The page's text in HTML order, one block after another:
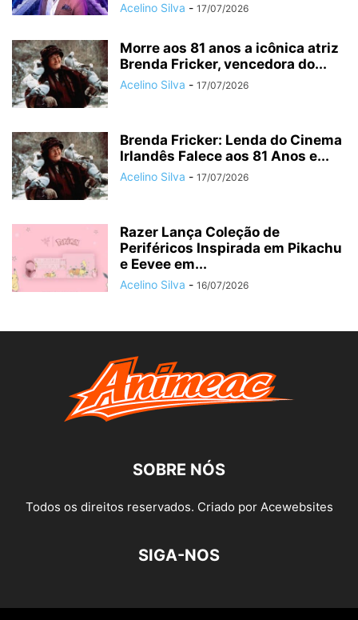
Acelino Silva - 17/07/2026
Morre aos 81 anos a icônica atriz
Brenda Fricker, vencedora do...
Acelino Silva - 17/07/2026
Brenda Fricker: Lenda do Cinema
Irlandês Falece aos 81 Anos e...
Acelino Silva - 17/07/2026
Razer Lança Coleção de
Periféricos Inspirada em Pikachu
e Eevee em...
Acelino Silva - 16/07/2026
SOBRE NÓS
Todos os direitos reservados. Criado por Acewebsites
SIGA-NOS